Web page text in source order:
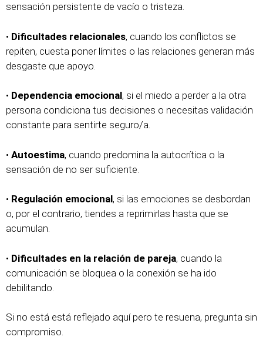
sensación persistente de vacío o tristeza.
• Dificultades relacionales, cuando los conflictos se
repiten, cuesta poner límites o las relaciones generan más
desgaste que apoyo.
• Dependencia emocional, si el miedo a perder a la otra
persona condiciona tus decisiones o necesitas validación
constante para sentirte seguro/a.
• Autoestima, cuando predomina la autocrítica o la
sensación de no ser suficiente.
• Regulación emocional, si las emociones se desbordan
o, por el contrario, tiendes a reprimirlas hasta que se
acumulan.
• Dificultades en la relación de pareja, cuando la
comunicación se bloquea o la conexión se ha ido
debilitando.
Si no está está reflejado aquí pero te resuena, pregunta sin
compromiso.